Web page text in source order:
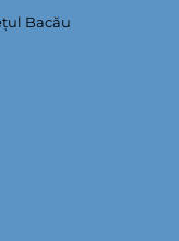
Bacău